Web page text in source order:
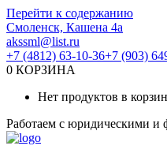
Перейти к содержанию
Смоленск, Кашена 4а
akssml@list.ru
+7 (4812) 63-10-36+7 (903)
0 КОРЗИНА
Нет продуктов в
Работаем с юридическими и